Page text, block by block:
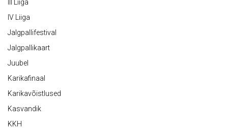
III Liiga
IV Liiga
Jalgpallifestival
Jalgpallikaart
Juubel
Karikafinaal
Karikavõistlused
Kasvandik
KKH